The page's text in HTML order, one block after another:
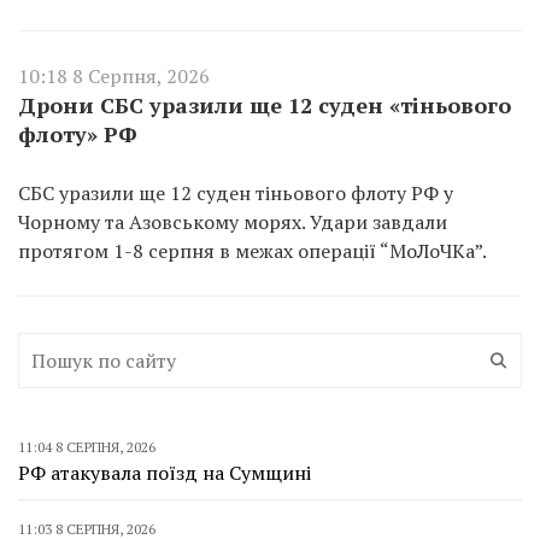
10:18 8 Серпня, 2026
Дрони СБС уразили ще 12 суден «тіньового
флоту» РФ
СБС уразили ще 12 суден тіньового флоту РФ у
Чорному та Азовському морях. Удари завдали
протягом 1-8 серпня в межах операції “МоЛоЧКа”.
11:04 8 СЕРПНЯ, 2026
РФ атакувала поїзд на Сумщині
11:03 8 СЕРПНЯ, 2026